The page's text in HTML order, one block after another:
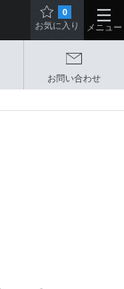
お問い合わせ
0
お気に入り
メニュー